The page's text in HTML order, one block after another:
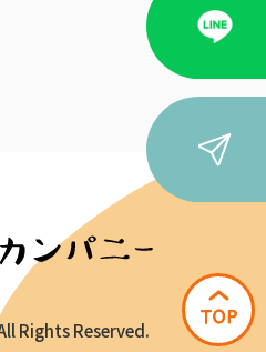
Rights Reserved.